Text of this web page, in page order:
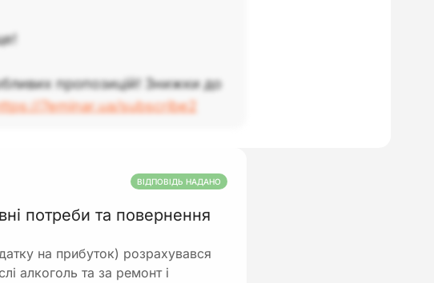
пропозицій! Знижки до
7eminar.ua/subscribe2
ВІДПОВІДЬ НАДАНО
потреби та повернення
на прибуток) розрахувався
алкоголь та за ремонт і